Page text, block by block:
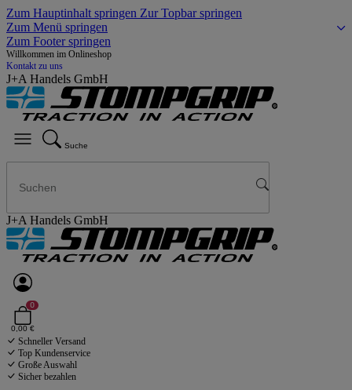
Zum Hauptinhalt springen Zur Topbar springen
Zum Menü springen
Zum Footer springen
Willkommen im Onlineshop
Kontakt zu uns
J+A Handels GmbH
Suche
J+A Handels GmbH
0
0,00 €
Schneller Versand
Top Kundenservice
Große Auswahl
Sicher bezahlen